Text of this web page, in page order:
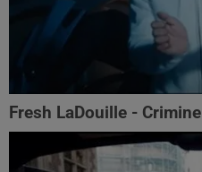
Fresh LaDouille - Criminel